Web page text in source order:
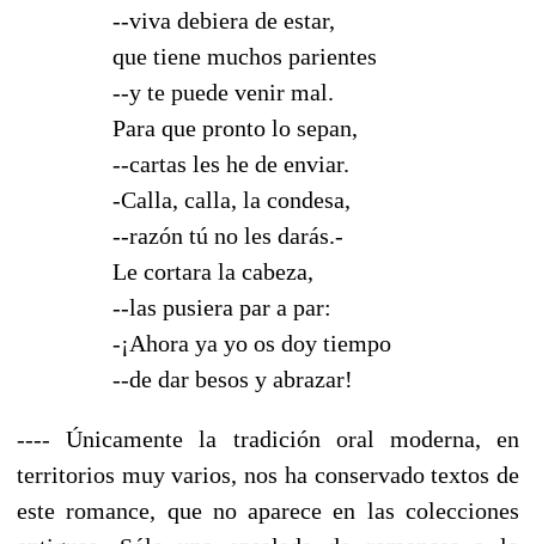
--viva debiera de estar,
que tiene muchos parientes
--y te puede venir mal.
Para que pronto lo sepan,
--cartas les he de enviar.
-Calla, calla, la condesa,
--razón tú no les darás.-
Le cortara la cabeza,
--las pusiera par a par:
-¡Ahora ya yo os doy tiempo
--de dar besos y abrazar!
---- Únicamente la tradición oral moderna, en
territorios muy varios, nos ha conservado textos de
este romance, que no aparece en las colecciones